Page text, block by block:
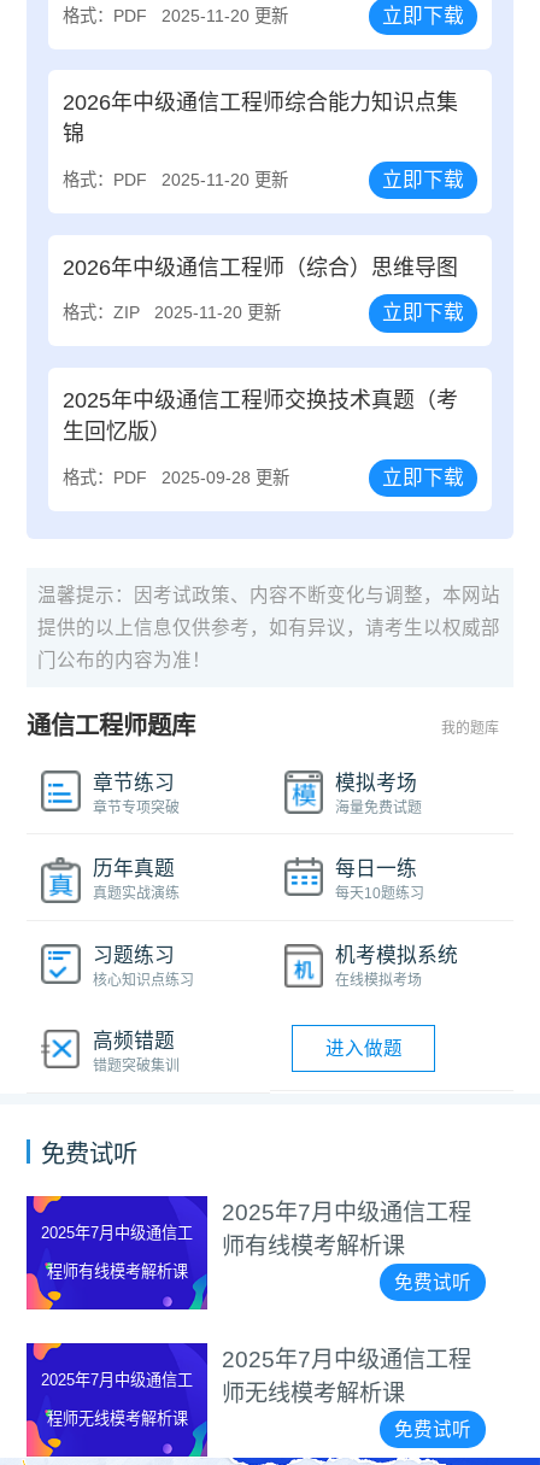
格式：PDF 2025-11-20 更新 立即下载
2026年中级通信工程师综合能力知识点集
锦
格式：PDF 2025-11-20 更新 立即下载
2026年中级通信工程师（综合）思维导图
格式：ZIP 2025-11-20 更新 立即下载
2025年中级通信工程师交换技术真题（考
生回忆版）
格式：PDF 2025-09-28 更新 立即下载
温馨提示：因考试政策、内容不断变化与调整，本网站
提供的以上信息仅供参考，如有异议，请考生以权威部
门公布的内容为准！
通信工程师题库 我的题库
章节练习
章节专项突破
模拟考场
海量免费试题
历年真题
真题实战演练
每日一练
每天10题练习
习题练习
核心知识点练习
机考模拟系统
在线模拟考场
高频错题
错题突破集训
进入做题
免费试听
2025年7月中级通信工
程师有线模考解析课
2025年7月中级通信工程
师有线模考解析课
免费试听
2025年7月中级通信工
程师无线模考解析课
2025年7月中级通信工程
师无线模考解析课
免费试听